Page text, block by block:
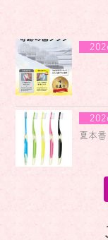
【
こ
当
て
詳
【
・
夏本